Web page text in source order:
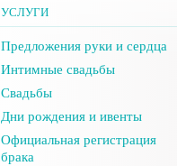
УСЛУГИ
Предложения руки и сердца
Интимные свадьбы
Свадьбы
Дни рождения и ивенты
Официальная регистрация
брака